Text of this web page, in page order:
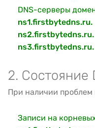
DNS-серверы
ns1.firstbytedns.ru.
ns2.firstbytedns.ru.
ns3.firstbytedns.ru.
2. Состояние
При наличии проблем
Записи на